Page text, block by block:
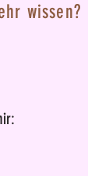
wissen?